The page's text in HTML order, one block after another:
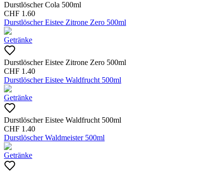
Durstlöscher Cola 500ml
CHF 1.60
Durstlöscher Eistee Zitrone Zero 500ml
Getränke
Durstlöscher Eistee Zitrone Zero 500ml
CHF 1.40
Durstlöscher Eistee Waldfrucht 500ml
Getränke
Durstlöscher Eistee Waldfrucht 500ml
CHF 1.40
Durstlöscher Waldmeister 500ml
Getränke